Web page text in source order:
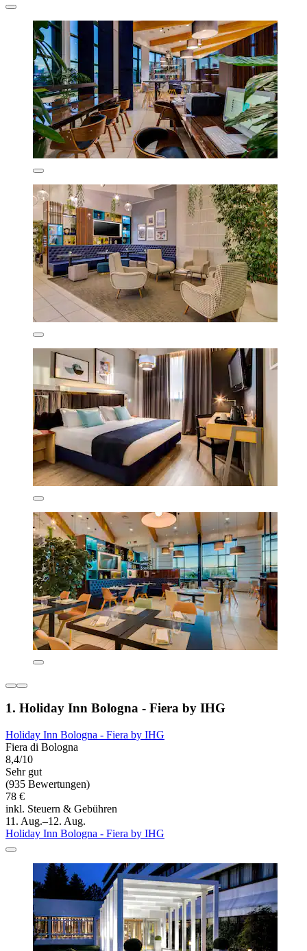
1. Holiday Inn Bologna - Fiera by IHG
Holiday Inn Bologna - Fiera by IHG
Fiera di Bologna
8,4/10
Sehr gut
(935 Bewertungen)
78 €
inkl. Steuern & Gebühren
11. Aug.–12. Aug.
Holiday Inn Bologna - Fiera by IHG